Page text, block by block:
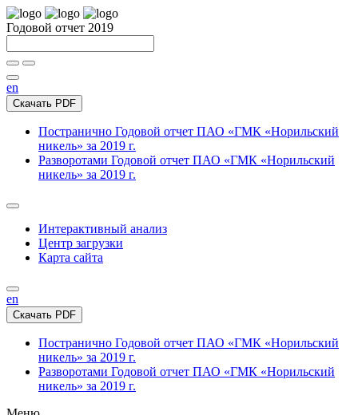
Годовой отчет 2019
en
Скачать PDF
Постранично Годовой отчет ПАО «ГМК «Норильский
никель» за 2019 г.
Разворотами Годовой отчет ПАО «ГМК «Норильский
никель» за 2019 г.
Интерактивный анализ
Центр загрузки
Карта сайта
en
Скачать PDF
Постранично Годовой отчет ПАО «ГМК «Норильский
никель» за 2019 г.
Разворотами Годовой отчет ПАО «ГМК «Норильский
никель» за 2019 г.